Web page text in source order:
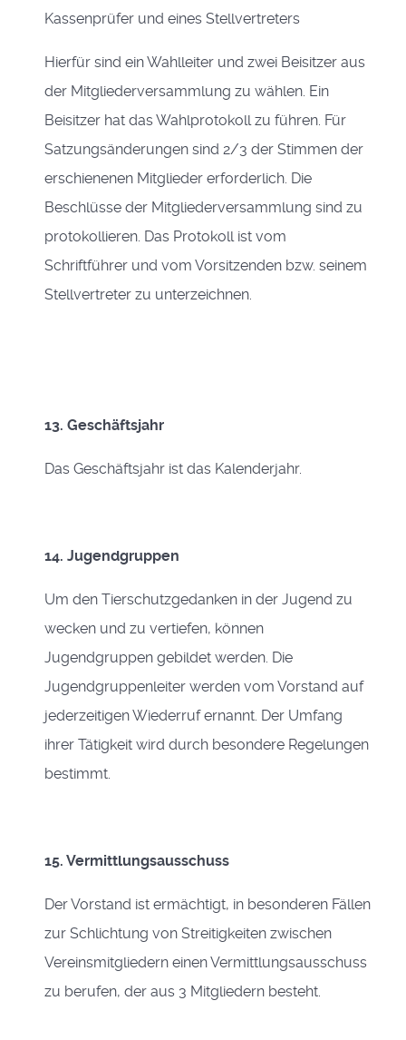
Kassenprüfer und eines Stellvertreters
Hierfür sind ein Wahlleiter und zwei Beisitzer aus
der Mitgliederversammlung zu wählen. Ein
Beisitzer hat das Wahlprotokoll zu führen. Für
Satzungsänderungen sind 2/3 der Stimmen der
erschienenen Mitglieder erforderlich. Die
Beschlüsse der Mitgliederversammlung sind zu
protokollieren. Das Protokoll ist vom
Schriftführer und vom Vorsitzenden bzw. seinem
Stellvertreter zu unterzeichnen.
13. Geschäftsjahr
Das Geschäftsjahr ist das Kalenderjahr.
14. Jugendgruppen
Um den Tierschutzgedanken in der Jugend zu
wecken und zu vertiefen, können
Jugendgruppen gebildet werden. Die
Jugendgruppenleiter werden vom Vorstand auf
jederzeitigen Wiederruf ernannt. Der Umfang
ihrer Tätigkeit wird durch besondere Regelungen
bestimmt.
15. Vermittlungsausschuss
Der Vorstand ist ermächtigt, in besonderen Fällen
zur Schlichtung von Streitigkeiten zwischen
Vereinsmitgliedern einen Vermittlungsausschuss
zu berufen, der aus 3 Mitgliedern besteht.